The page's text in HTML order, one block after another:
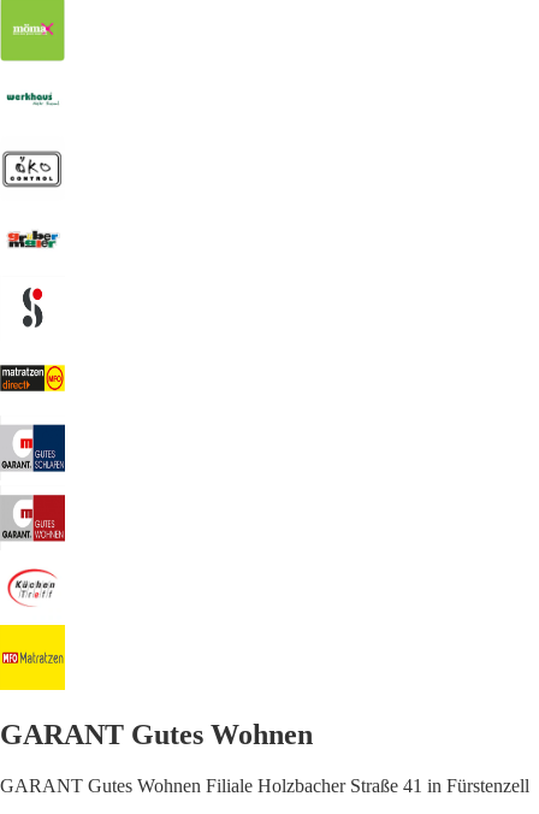
GARANT Gutes Wohnen
GARANT Gutes Wohnen Filiale Holzbacher Straße 41 in Fürstenzell